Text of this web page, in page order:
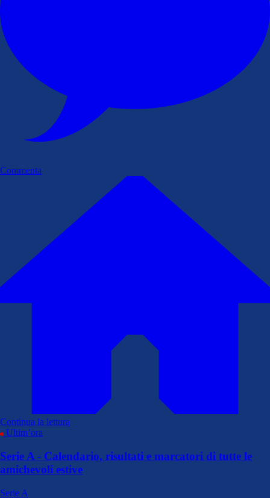
Commenta
Continua la lettura
Ultim’ora
Serie A - Calendario, risultati e marcatori di tutte le
amichevoli estive
Serie A